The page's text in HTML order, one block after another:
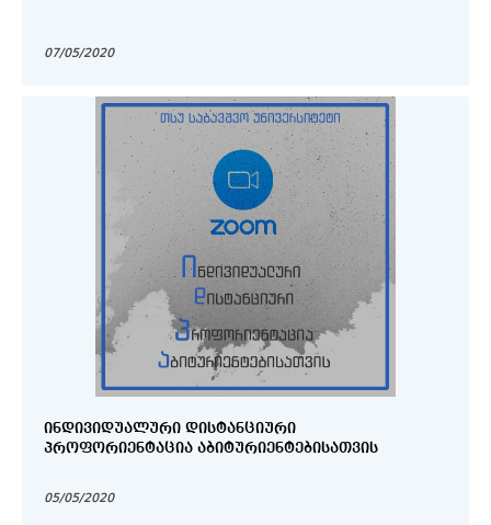
07/05/2020
ᲘᲜᲓᲘᲕᲘᲓᲣᲐᲚᲣᲠᲘ ᲓᲘᲡᲢᲐᲜᲪᲘᲣᲠᲘ
ᲞᲠᲝᲤᲝᲠᲘᲔᲜᲢᲐᲪᲘᲐ ᲐᲑᲘᲢᲣᲠᲘᲔᲜᲢᲔᲑᲘᲡᲐᲗᲕᲘᲡ
05/05/2020